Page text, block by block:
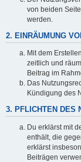
von beiden
werden.
2. EINRÄUMUNG
Mit dem
zeitlich und
Beitrag im
Das
Kündigung des
3. PFLICHTEN DES
Du erklärst mit
enthält, die
erklärst
Beiträgen